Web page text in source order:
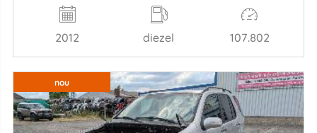
2012 diezel 107.802
nou